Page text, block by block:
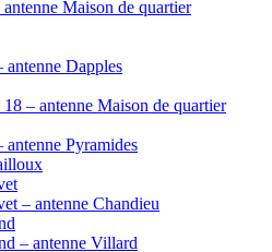
Maison de quartier
Dapples
– antenne Maison de quartier
Pyramides
– antenne Chandieu
– antenne Villard